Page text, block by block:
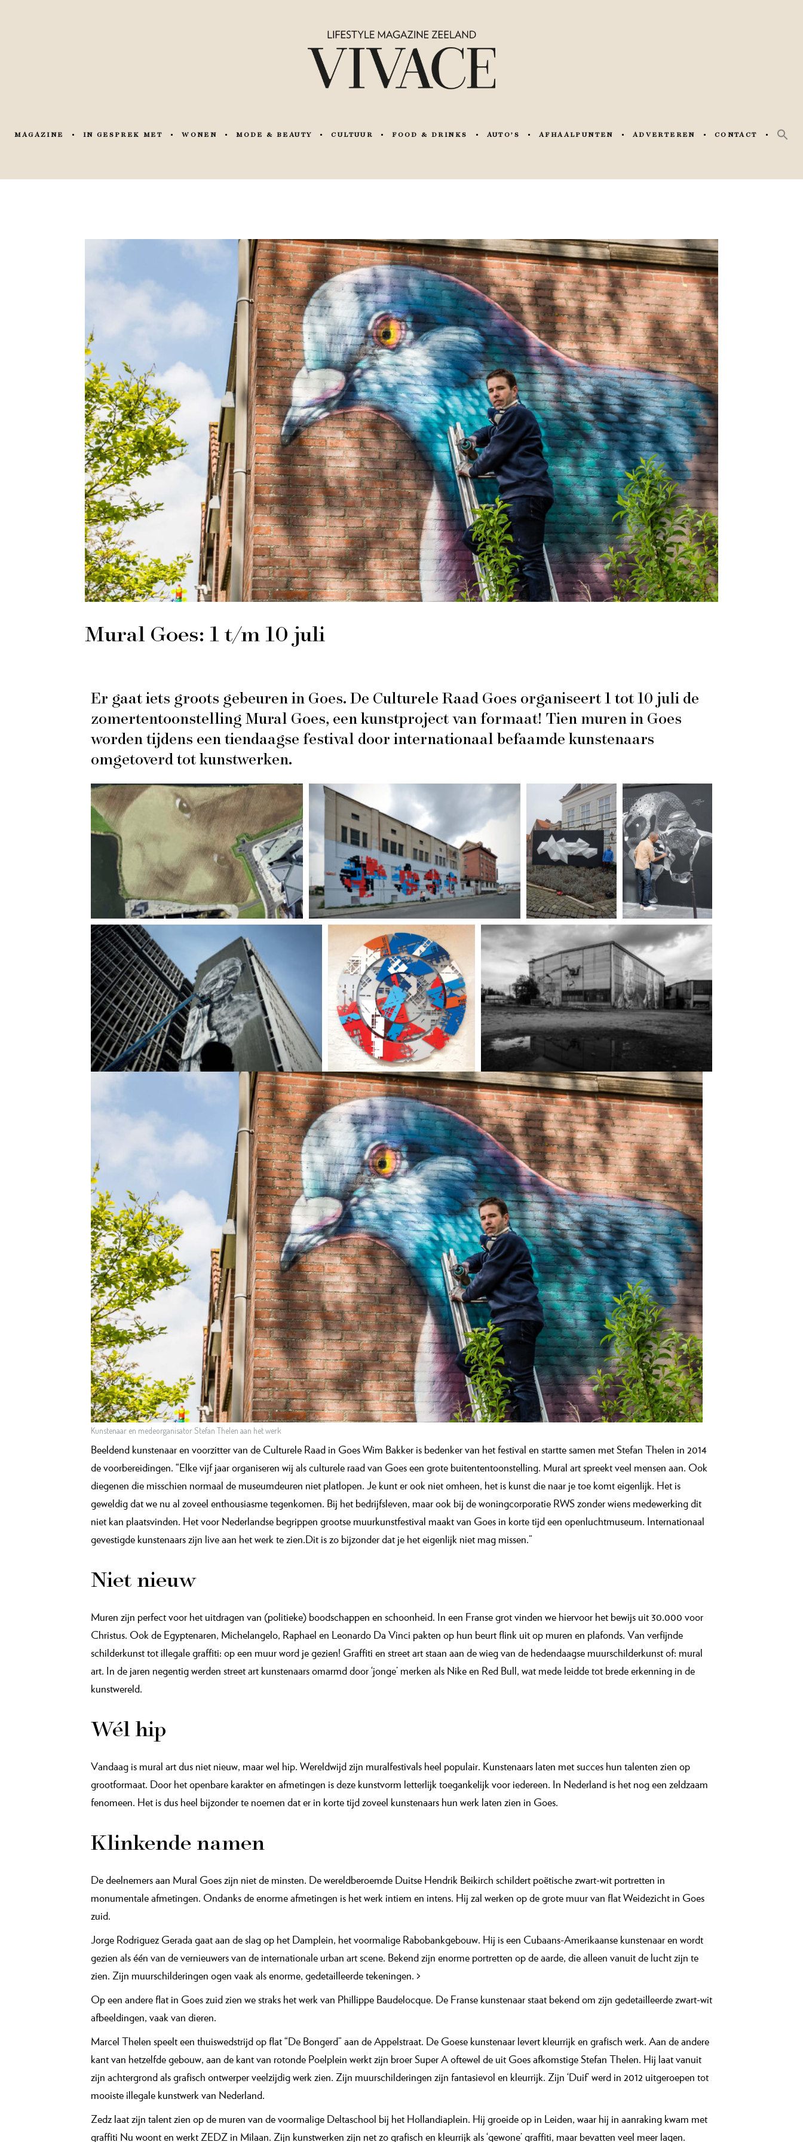
MAGAZINE IN GESPREK MET WONEN MODE & BEAUTY CULTUUR FOOD & DRINKS AUTO’S AFHAALPUNTEN ADVERTEREN CONTACT
Mural Goes: 1 t/m 10 juli
Er gaat iets groots gebeuren in Goes. De Culturele Raad Goes organiseert 1 tot 10 juli de
zomertentoonstelling Mural Goes, een kunstproject van formaat! Tien muren in Goes
worden tijdens een tiendaagse festival door internationaal befaamde kunstenaars
omgetoverd tot kunstwerken.
Kunstenaar en medeorganisator Stefan Thelen aan het werk
Beeldend kunstenaar en voorzitter van de Culturele Raad in Goes Wim Bakker is bedenker van het festival en startte samen met Stefan Thelen in 2014
de voorbereidingen. “Elke vijf jaar organiseren wij als culturele raad van Goes een grote buitententoonstelling. Mural art spreekt veel mensen aan. Ook
diegenen die misschien normaal de museumdeuren niet platlopen. Je kunt er ook niet omheen, het is kunst die naar je toe komt eigenlijk. Het is
geweldig dat we nu al zoveel enthousiasme tegenkomen. Bij het bedrijfsleven, maar ook bij de woningcorporatie RWS zonder wiens medewerking dit
niet kan plaatsvinden. Het voor Nederlandse begrippen grootse muurkunstfestival maakt van Goes in korte tijd een openluchtmuseum. Internationaal
gevestigde kunstenaars zijn live aan het werk te zien.Dit is zo bijzonder dat je het eigenlijk niet mag missen.”
Niet nieuw
Muren zijn perfect voor het uitdragen van (politieke) boodschappen en schoonheid. In een Franse grot vinden we hiervoor het bewijs uit 30.000 voor
Christus. Ook de Egyptenaren, Michelangelo, Raphael en Leonardo Da Vinci pakten op hun beurt flink uit op muren en plafonds. Van verfijnde
schilderkunst tot illegale graffiti: op een muur word je gezien! Graffiti en street art staan aan de wieg van de hedendaagse muurschilderkunst of: mural
art. In de jaren negentig werden street art kunstenaars omarmd door ‘jonge’ merken als Nike en Red Bull, wat mede leidde tot brede erkenning in de
kunstwereld.
Wél hip
Vandaag is mural art dus niet nieuw, maar wel hip. Wereldwijd zijn muralfestivals heel populair. Kunstenaars laten met succes hun talenten zien op
grootformaat. Door het openbare karakter en afmetingen is deze kunstvorm letterlijk toegankelijk voor iedereen. In Nederland is het nog een zeldzaam
fenomeen. Het is dus heel bijzonder te noemen dat er in korte tijd zoveel kunstenaars hun werk laten zien in Goes.
Klinkende namen
De deelnemers aan Mural Goes zijn niet de minsten. De wereldberoemde Duitse Hendrik Beikirch schildert poëtische zwart-wit portretten in
monumentale afmetingen. Ondanks de enorme afmetingen is het werk intiem en intens. Hij zal werken op de grote muur van flat Weidezicht in Goes
zuid.
Jorge Rodriguez Gerada gaat aan de slag op het Damplein, het voormalige Rabobankgebouw. Hij is een Cubaans-Amerikaanse kunstenaar en wordt
gezien als één van de vernieuwers van de internationale urban art scene. Bekend zijn enorme portretten op de aarde, die alleen vanuit de lucht zijn te
zien. Zijn muurschilderingen ogen vaak als enorme, gedetailleerde tekeningen. >
Op een andere flat in Goes zuid zien we straks het werk van Phillippe Baudelocque. De Franse kunstenaar staat bekend om zijn gedetailleerde zwart-wit
afbeeldingen, vaak van dieren.
Marcel Thelen speelt een thuiswedstrijd op flat “De Bongerd” aan de Appelstraat. De Goese kunstenaar levert kleurrijk en grafisch werk. Aan de andere
kant van hetzelfde gebouw, aan de kant van rotonde Poelplein werkt zijn broer Super A oftewel de uit Goes afkomstige Stefan Thelen. Hij laat vanuit
zijn achtergrond als grafisch ontwerper veelzijdig werk zien. Zijn muurschilderingen zijn fantasievol en kleurrijk. Zijn ‘Duif’ werd in 2012 uitgeroepen tot
mooiste illegale kunstwerk van Nederland.
Zedz laat zijn talent zien op de muren van de voormalige Deltaschool bij het Hollandiaplein. Hij groeide op in Leiden, waar hij in aanraking kwam met
graffiti Nu woont en werkt ZEDZ in Milaan. Zijn kunstwerken zijn net zo grafisch en kleurrijk als ‘gewone’ graffiti, maar bevatten veel meer lagen.